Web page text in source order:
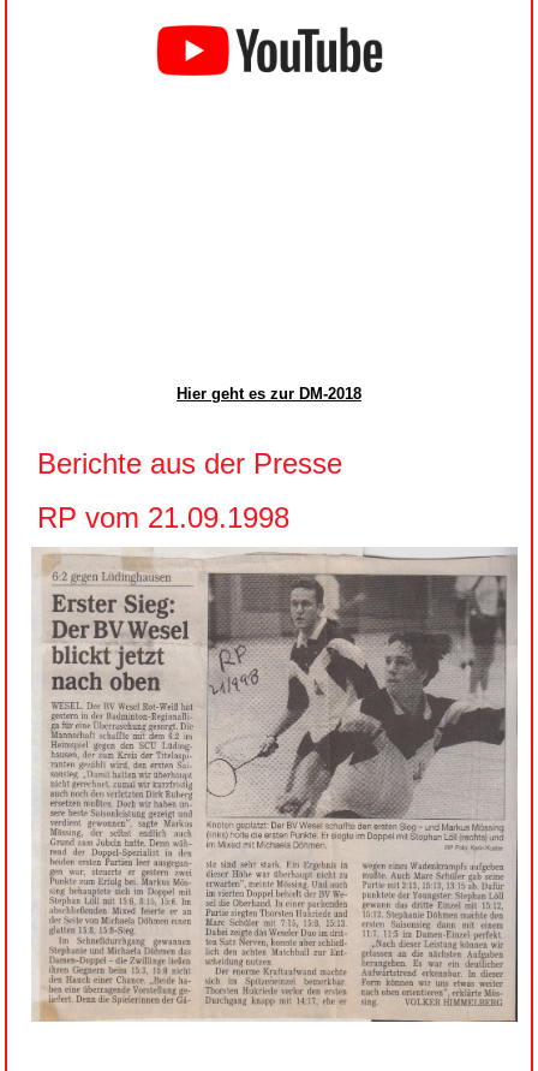
Hier geht es zur DM-2018
Berichte aus der Presse
RP vom 21.09.1998